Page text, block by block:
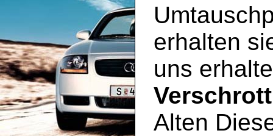
erhalten
uns
Alten